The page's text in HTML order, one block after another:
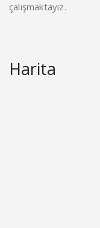
çalışmaktayız.
Harita